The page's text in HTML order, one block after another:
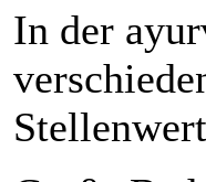
In der